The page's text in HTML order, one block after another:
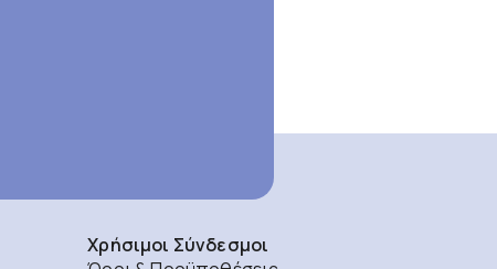
Χρήσιμοι Σύνδεσμοι